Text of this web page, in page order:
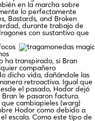
en la marcha sobre
lo perfectamente
Bastards, and Broken
durante trabajo de
con sustantivo que
ha transpirado, si Bran
compañero
dicho vida, dañándole las
retroactiva. Igual que
el pasado, Hodor dejó
le pasaron factura.
cambiapieles (warg)
Hodor como debido a
escala. Como este tipo de